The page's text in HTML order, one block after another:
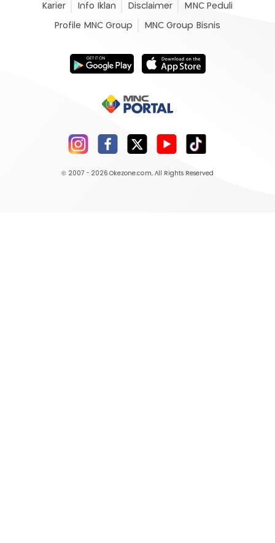
Karier Info Iklan Disclaimer MNC Peduli
Profile MNC Group MNC Group Bisnis
© 2007 - 2026 Okezone.com, All Rights Reserved